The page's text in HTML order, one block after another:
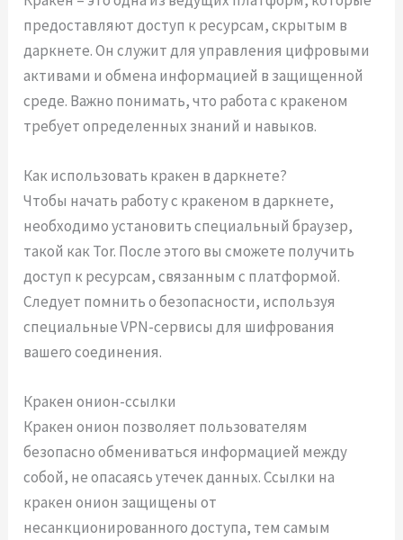
предоставляют доступ к ресурсам, скрытым в
даркнете. Он служит для управления цифровыми
активами и обмена информацией в защищенной
среде. Важно понимать, что работа с кракеном
требует определенных знаний и навыков.
Как использовать кракен в даркнете?
Чтобы начать работу с кракеном в даркнете,
необходимо установить специальный браузер,
такой как Tor. После этого вы сможете получить
доступ к ресурсам, связанным с платформой.
Следует помнить о безопасности, используя
специальные VPN-сервисы для шифрования
вашего соединения.
Кракен онион-ссылки
Кракен онион позволяет пользователям
безопасно обмениваться информацией между
собой, не опасаясь утечек данных. Ссылки на
кракен онион защищены от
несанкционированного доступа, тем самым